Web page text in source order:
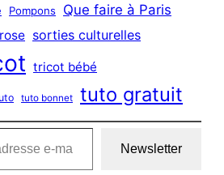
Pompons Que faire à Paris
rose sorties culturelles
tricot bébé
tuto bonnet tuto gratuit
Newsletter